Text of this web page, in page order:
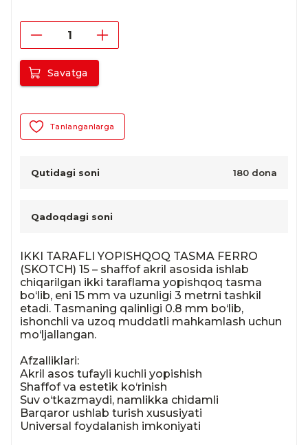
Savatga
Tanlanganlarga
Qutidagi soni 180 dona
Qadoqdagi soni
IKKI TARAFLI YOPISHQOQ TASMA FERRO
(SKOTCH) 15 – shaffof akril asosida ishlab
chiqarilgan ikki taraflama yopishqoq tasma
bo‘lib, eni 15 mm va uzunligi 3 metrni tashkil
etadi. Tasmaning qalinligi 0.8 mm bo‘lib,
ishonchli va uzoq muddatli mahkamlash uchun
mo‘ljallangan.
Afzalliklari:
Akril asos tufayli kuchli yopishish
Shaffof va estetik ko‘rinish
Suv o‘tkazmaydi, namlikka chidamli
Barqaror ushlab turish xususiyati
Universal foydalanish imkoniyati